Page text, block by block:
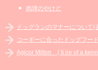
肉球のやけど
ドッグランのマナーについて(
コーギーに合ったドッグフー
Agicor Milton (Ｓire of a